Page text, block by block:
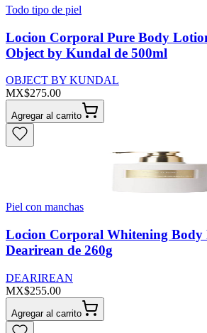
Todo tipo de piel
Locion Corporal Pure Body
Object by Kundal de 500ml
OBJECT BY KUNDAL
MX$275.00
Agregar al carrito
Piel con manchas
Locion Corporal Whitening Body
Dearirean de 260g
DEARIREAN
MX$255.00
Agregar al carrito